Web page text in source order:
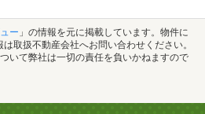
ー 」の情報を元に掲載しています。物件に
取扱不動産会社へお問い合わせください。
いて弊社は一切の責任を負いかねますので